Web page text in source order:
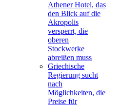
Athener Hotel, das
den Blick auf die
Akropolis
versperrt, die
oberen
Stockwerke
abreißen muss
Griechische
Regierung sucht
nach
Möglichkeiten, die
Preise für